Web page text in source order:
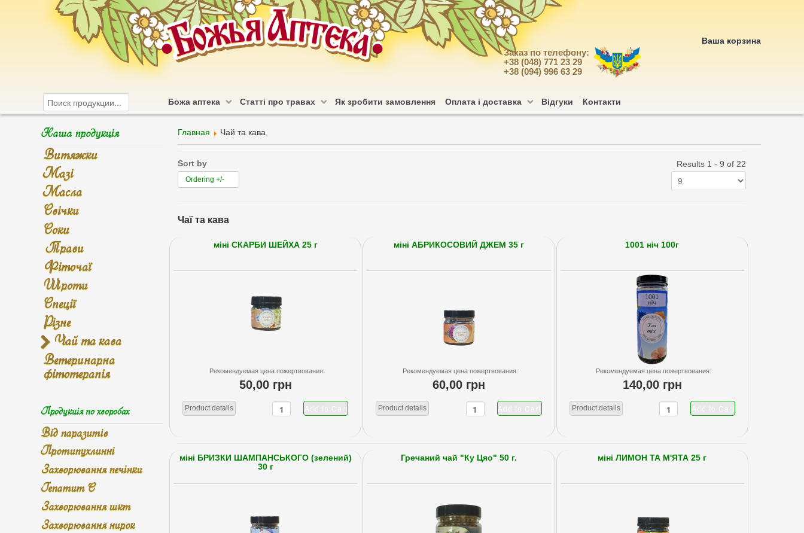
Заказ по телефону:
+38 (048) 771 23 29
+38 (094) 996 63 29
Ваша корзина
Божа аптека Статті про травах Як зробити замовлення Оплата і доставка Відгуки Контакти
Главная Чай та кава
Sort by
Ordering +/-
Results 1 - 9 of 22
Чаї та кава
міні СКАРБИ ШЕЙХА 25 г
Рекомендуемая цена пожертвования:
50,00 грн
Product details
міні АБРИКОСОВИЙ ДЖЕМ 35 г
Рекомендуемая цена пожертвования:
60,00 грн
Product details
1001 ніч 100г
Рекомендуемая цена пожертвования:
140,00 грн
Product details
міні БРИЗКИ ШАМПАНСЬКОГО (зелений)
30 г
Гречаний чай "Ку Цяо" 50 г. міні ЛИМОН ТА М'ЯТА 25 г
Наша продукція
Витяжки
Мазі
Масла
Свічки
Соки
Трави
Фіточаї
Шроти
Спеції
Різне
Чай та кава
Ветеринарна
фітотерапія
Продукція по хворобах
Від паразитів
Протипухлинні
Захворювання печінки
Гепатит С
Захворювання шкт
Захворювання нирок